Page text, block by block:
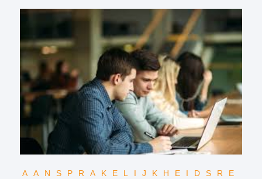
AANSPRAKELIJKHEIDSRE